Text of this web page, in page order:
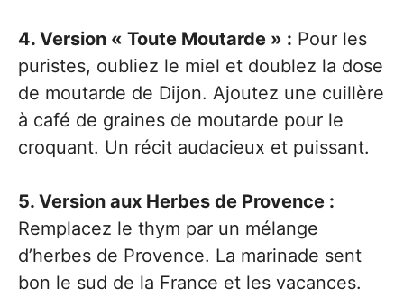
4. Version « Toute Moutarde » : Pour les
puristes, oubliez le miel et doublez la dose
de moutarde de Dijon. Ajoutez une cuillère
à café de graines de moutarde pour le
croquant. Un récit audacieux et puissant.
5. Version aux Herbes de Provence :
Remplacez le thym par un mélange
d’herbes de Provence. La marinade sent
bon le sud de la France et les vacances.